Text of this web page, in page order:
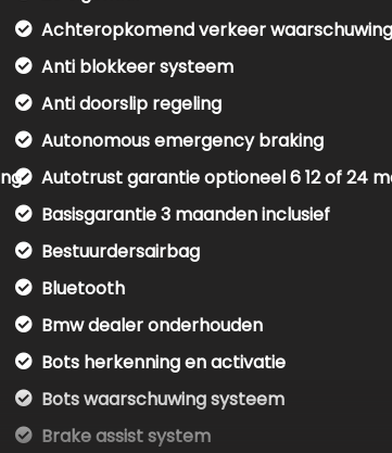
Achteropkomend verkeer waarschuwing
Anti blokkeer systeem
Anti doorslip regeling
Autonomous emergency braking
Autotrust garantie optioneel 6 12 of 24
Basisgarantie 3 maanden inclusief
Bestuurdersairbag
Bluetooth
Bmw dealer onderhouden
Bots herkenning en activatie
Bots waarschuwing systeem
Brake assist system